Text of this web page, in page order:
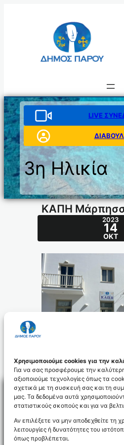
Χρησιμοποιούμε cookies για την
Για να σας προσφέρουμε την
αξιοποιούμε τεχνολογίες όπως τα
σχετικά με τη συσκευή σας και τη
μας. Τα δεδομένα αυτά
στατιστικούς σκοπούς και για να
Αν επιλέξετε να μην αποδεχθείτε τη
λειτουργίες ή δυνατότητες του
όπως προβλέπεται.
LIVE
3η Ηλικία
ΚΑΠΗ
2023
14
ΟΚΤ